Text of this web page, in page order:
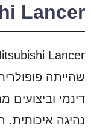
Lancer
שהייתה
נהיגה איכותית.